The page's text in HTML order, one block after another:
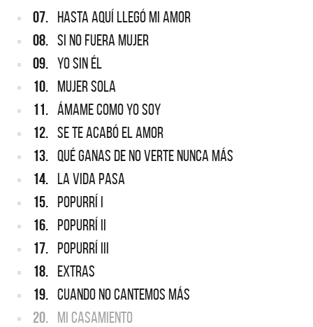
07. HASTA AQUÍ LLEGÓ MI AMOR
08. SI NO FUERA MUJER
09. YO SIN ÉL
10. MUJER SOLA
11. ÁMAME COMO YO SOY
12. SE TE ACABÓ EL AMOR
13. QUÉ GANAS DE NO VERTE NUNCA MÁS
14. LA VIDA PASA
15. POPURRÍ I
16. POPURRÍ II
17. POPURRÍ III
18. EXTRAS
19. CUANDO NO CANTEMOS MÁS
20. MI CASAMIENTO